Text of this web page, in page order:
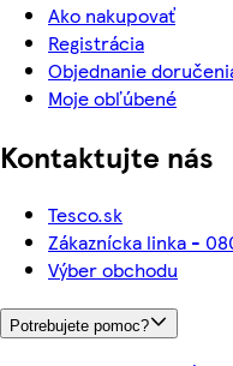
Ako nakupovať
Registrácia
Objednanie
Moje obľúbené
Kontaktujte nás
Tesco.sk
Zákaznícka linka -
Výber obchodu
Potrebujete pomoc?